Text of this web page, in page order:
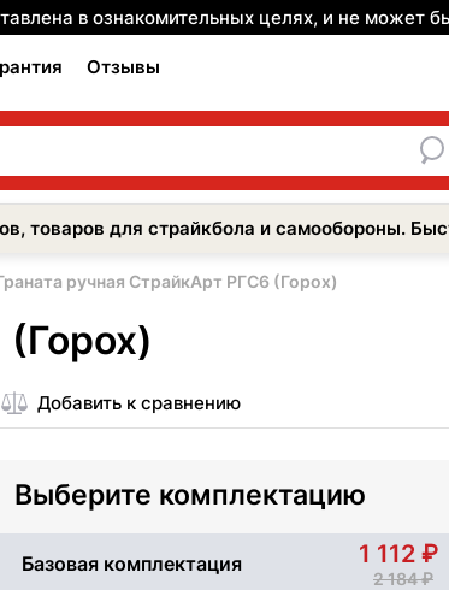
в ознакомительных целях, и не может
Отзывы
товаров для страйкбола и самообороны.
ручная СтрайкАрт РГС6 (Горох)
Добавить к сравнению
Выберите комплектацию
Базовая комплектация 1 112
2 184